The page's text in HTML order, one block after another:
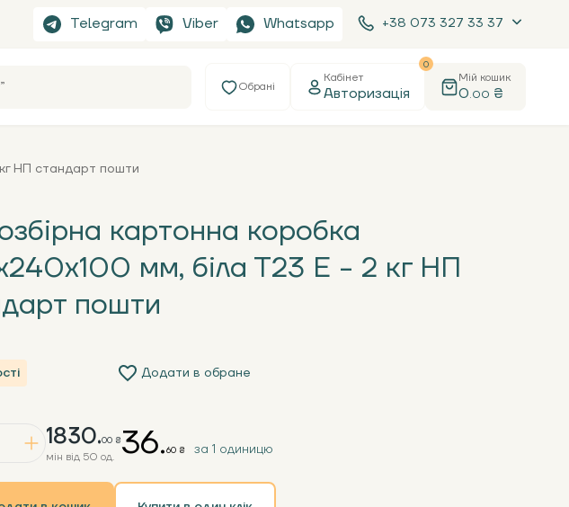
Telegram Viber Whatsapp +38 073 327 33 37
Обрані
Кабінет
Авторизація
0
Мій кошик
0.00 ₴
НП стандарт пошти
картонна коробка
мм, біла Т23 Е - 2 кг НП
пошти
Додати в обране
1830.00 ₴
мін від 50 од. 36.60 ₴ за 1 одиницю